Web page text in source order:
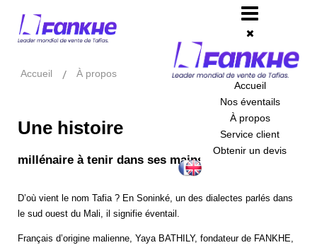
Accueil
Nos éventails
À propos
Service client
Obtenir un devis
Accueil À propos
Une histoire
millénaire à tenir dans ses mains
D’où vient le nom Tafia ? En Soninké, un des dialectes parlés dans
le sud ouest du Mali, il signifie éventail.
Français d’origine malienne, Yaya BATHILY, fondateur de FANKHE,